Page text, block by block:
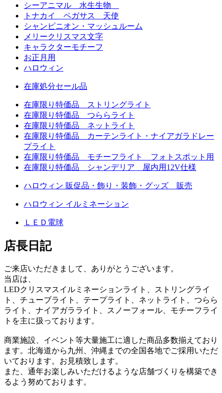
シーアニマル 水生生物
トナカイ ペガサス 天使
シャンピニオン・マッシュルーム
メリークリスマス文字
キャラクターモチーフ
お正月用
ハロウィン
在庫処分セール品
在庫限り特価品 ストリングライト
在庫限り特価品 つららライト
在庫限り特価品 ネットライト
在庫限り特価品 カーテンライト・ナイアガラドレー
プライト
在庫限り特価品 モチーフライト フォトスポット用
在庫限り特価品 シャンデリア 屋内用12V仕様
ハロウィン 販促品・飾り・装飾・グッズ 販売
ハロウィン イルミネーション
ＬＥＤ電球
店長日記
ご来店いただきまして、ありがとうございます。
当店は、
LEDクリスマスイルミネーションライト、ストリングライ
ト、チューブライト、テープライト、ネットライト、つらら
ライト、ナイアガラライト、スノーフォール、モチーフライ
トを主に扱っております。
商業施設、イベント等大量施工に適した商品多数揃えており
ます。北海道から九州、沖縄までの全国各地でご採用いただ
いております。お見積致します。
また、通年お楽しみいただけるような店舗づくりを構築でき
るよう努めております。